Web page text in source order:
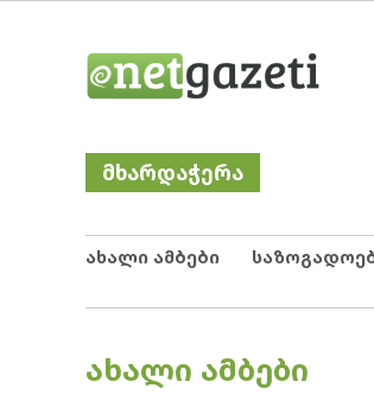
მხარდაჭერა
ახალი ამბები
POSTED
ᲐᲮᲐᲚᲘ ᲐᲛᲑᲔᲑᲘ